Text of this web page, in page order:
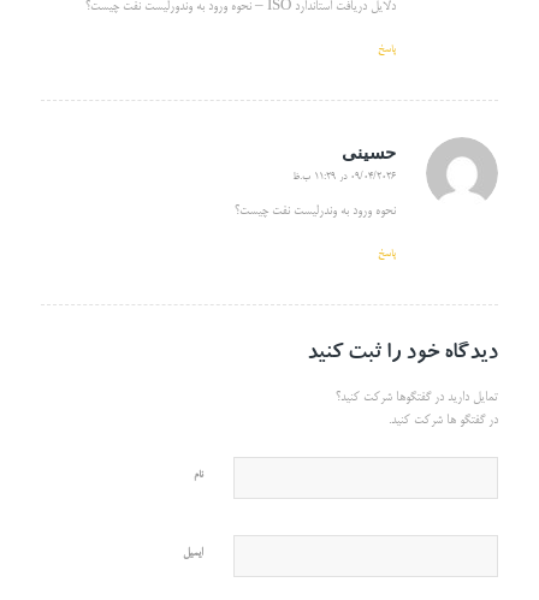
دلایل دریافت استاندارد ISO – نحوه ورود به وندورلیست نفت چیست؟
پاسخ
حسینی
گفته:
09/04/2026 در 11:29 ب.ظ
نحوه ورود به وندرلیست نفت چیست؟
پاسخ
دیدگاه خود را ثبت کنید
تمایل دارید در گفتگوها شرکت کنید؟
در گفتگو ها شرکت کنید.
نام
ایمیل